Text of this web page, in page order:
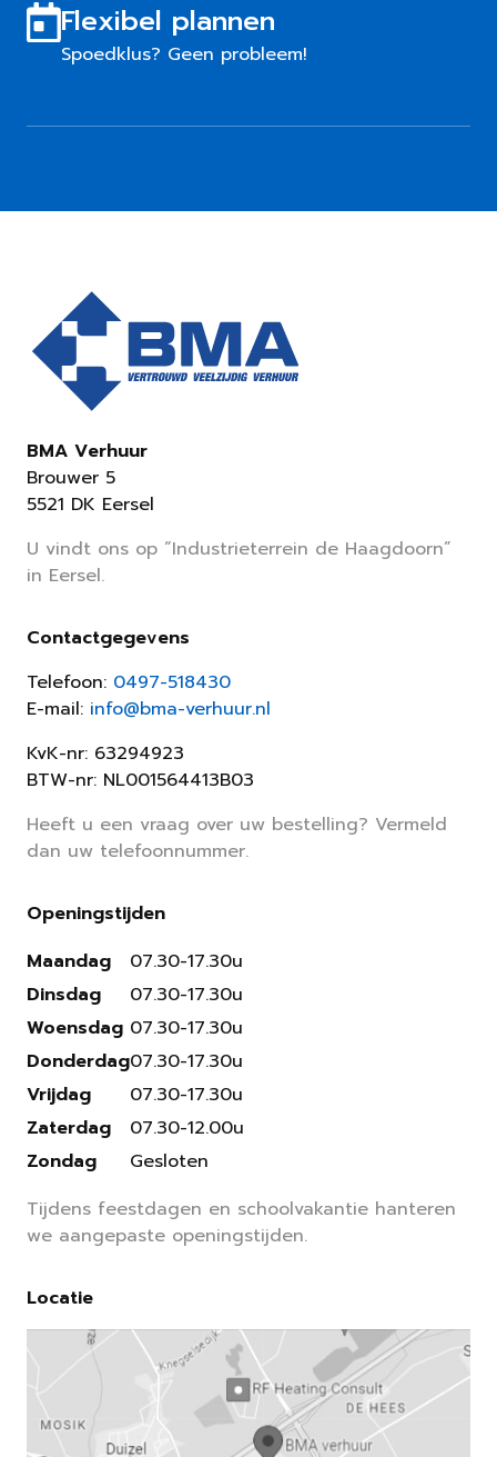
Flexibel plannen
Spoedklus? Geen probleem!
BMA Verhuur
Brouwer 5
5521 DK Eersel
U vindt ons op “Industrieterrein de Haagdoorn”
in Eersel.
Contactgegevens
Telefoon: 0497-518430
E-mail: info@bma-verhuur.nl
KvK-nr: 63294923
BTW-nr: NL001564413B03
Heeft u een vraag over uw bestelling? Vermeld
dan uw telefoonnummer.
Openingstijden
Maandag
Dinsdag
Woensdag
Donderdag
Vrijdag
Zaterdag
Zondag
07.30-17.30u
07.30-17.30u
07.30-17.30u
07.30-17.30u
07.30-17.30u
07.30-12.00u
Gesloten
Tijdens feestdagen en schoolvakantie hanteren
we aangepaste openingstijden.
Locatie